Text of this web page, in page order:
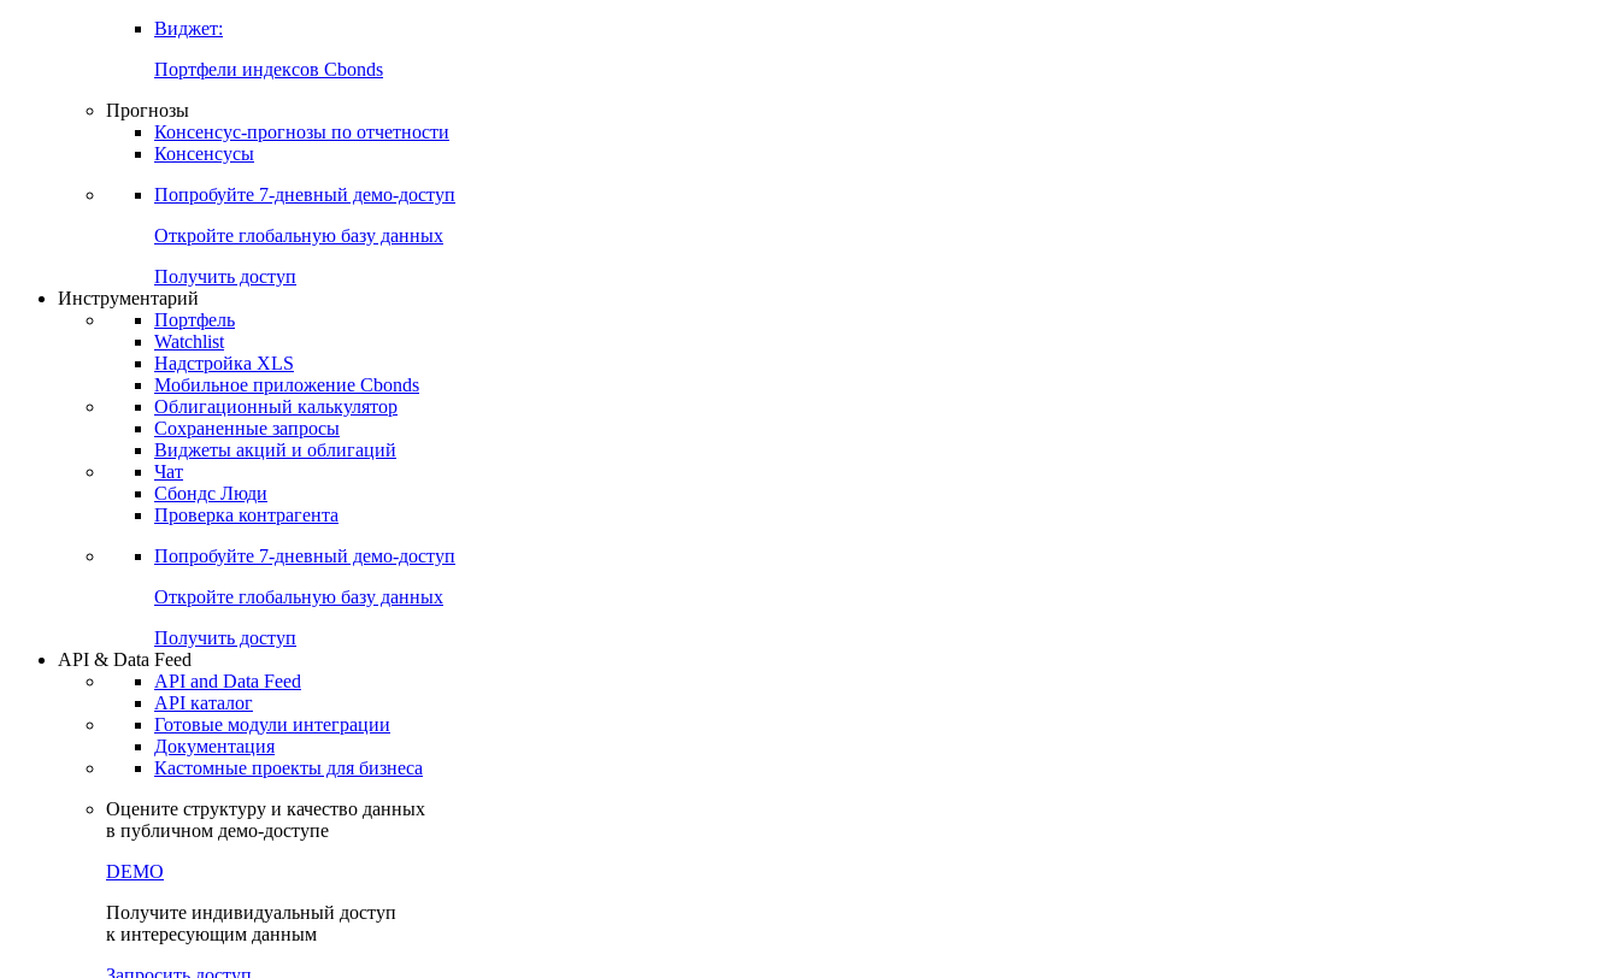
Виджет:
Портфели индексов Cbonds
Прогнозы
Консенсус-прогнозы по отчетности
Консенсусы
Попробуйте 7-дневный демо-доступ
Откройте глобальную базу данных
Получить доступ
Инструментарий
Портфель
Watchlist
Надстройка XLS
Мобильное приложение Cbonds
Облигационный калькулятор
Сохраненные запросы
Виджеты акций и облигаций
Чат
Сбондс Люди
Проверка контрагента
Попробуйте 7-дневный демо-доступ
Откройте глобальную базу данных
Получить доступ
API & Data Feed
API and Data Feed
API каталог
Готовые модули интеграции
Документация
Кастомные проекты для бизнеса
Оцените структуру и качество данных
в публичном демо-доступе
DEMO
Получите индивидуальный доступ
к интересующим данным